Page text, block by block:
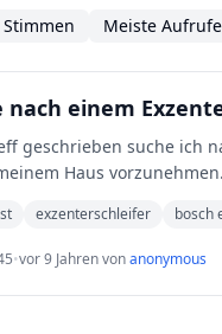
Meiste Aufrufe
nach einem
Haus
exzenterschleifer bosch
•vor 9 Jahrenvonanonymous